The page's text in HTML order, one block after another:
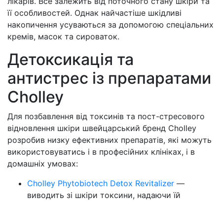
її особливостей. Однак найчастіше шкідливі
накопичення усуваються за допомогою спеціальних
кремів, масок та сироваток.
Детоксикація та
антистрес із препаратами
Cholley
Для позбавлення від токсинів та пост-стресового
відновлення шкіри швейцарський бренд Cholley
розробив низку ефективних препаратів, які можуть
використовуватись і в професійних клініках, і в
домашніх умовах:
Cholley Phytobiotech Detox Revitalizer —
виводить зі шкіри токсини, надаючи їй